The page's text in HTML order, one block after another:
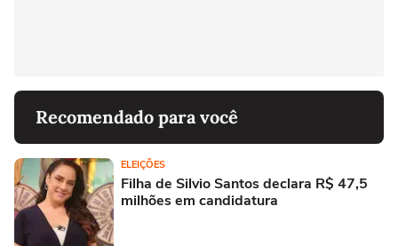
Recomendado para você
ELEIÇÕES
Filha de Silvio Santos declara R$ 47,5
milhões em candidatura